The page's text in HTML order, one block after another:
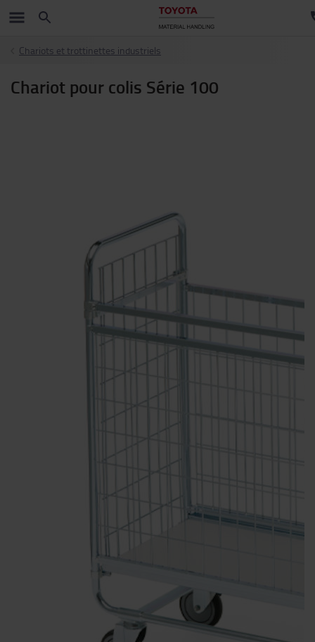
Chariots et trottinettes industriels
Chariot pour colis Série 100